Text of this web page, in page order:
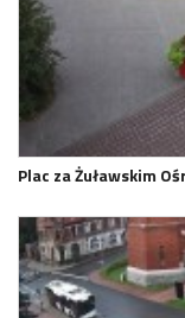
Plac za Żuławskim